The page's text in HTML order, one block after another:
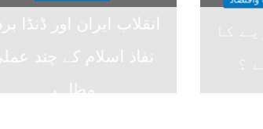
انقلاب ایران اور ڈنڈا
نفاذ اسلام کے چند
مظاہر